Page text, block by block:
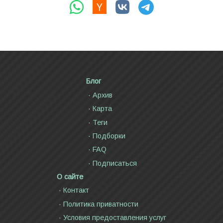
Блог
Архив
Карта
Теги
Подборки
FAQ
Подписаться
О сайте
Контакт
Политика приватности
Условия предоставления услуг